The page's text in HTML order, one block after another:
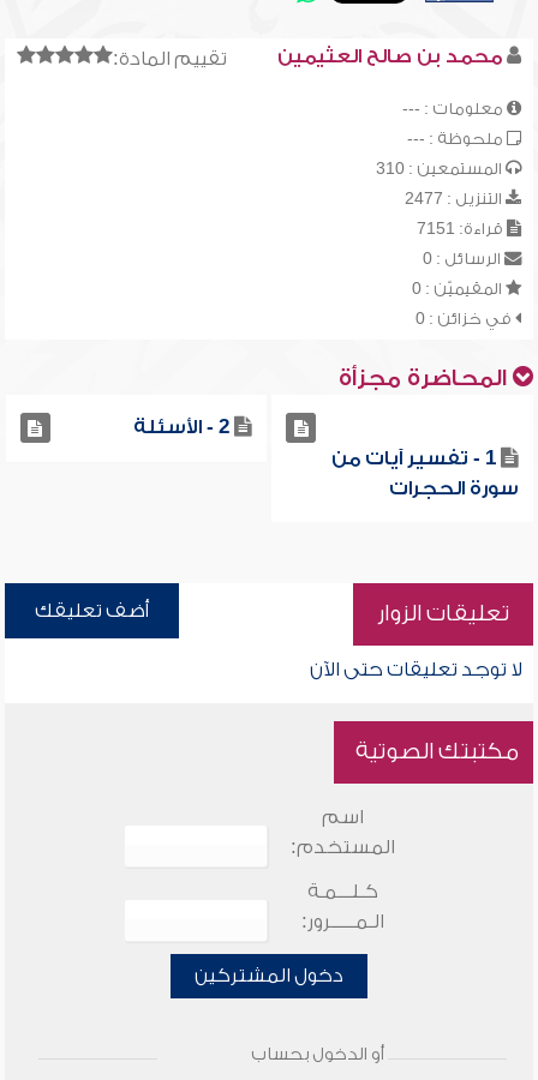
تقييم المادة: محمد بن صالح العثيمين
معلومات : ---
ملحوظة : ---
المستمعين : 310
التنزيل : 2477
قراءة: 7151
الرسائل : 0
المقيميّن : 0
في خزائن : 0
المحاضرة مجزأة
1 - تفسير آيات من
سورة الحجرات
2 - الأسئلة
تعليقات الزوار أضف تعليقك
لا توجد تعليقات حتى الآن
مكتبتك الصوتية
اسم
المستخدم:
كـلـــمـة
الـمـــــرور:
دخول المشتركين
أو الدخول بحساب